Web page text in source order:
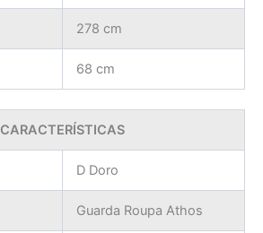
278 cm
68 cm
CARACTERÍSTICAS
D Doro
Guarda Roupa Athos